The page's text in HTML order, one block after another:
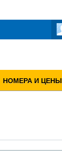
НОМЕРА И ЦЕНЫ